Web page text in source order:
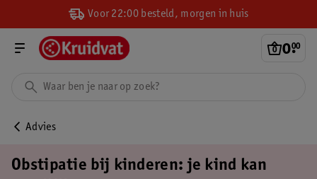
Voor 22:00 besteld, morgen in huis
0.
00
Advies
Obstipatie bij kinderen: je kind kan